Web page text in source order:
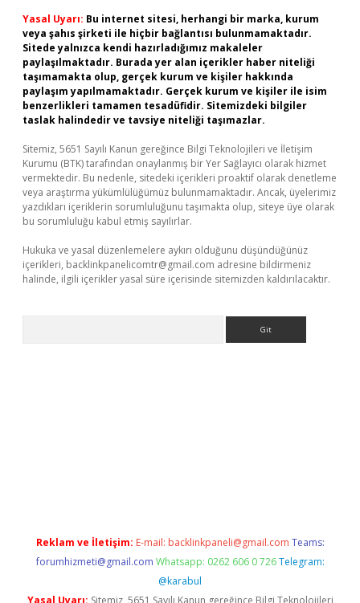
Yasal Uyarı: Bu internet sitesi, herhangi bir marka, kurum
veya şahıs şirketi ile hiçbir bağlantısı bulunmamaktadır.
Sitede yalnızca kendi hazırladığımız makaleler
paylaşılmaktadır. Burada yer alan içerikler haber niteliği
taşımamakta olup, gerçek kurum ve kişiler hakkında
paylaşım yapılmamaktadır. Gerçek kurum ve kişiler ile isim
benzerlikleri tamamen tesadüfidir. Sitemizdeki bilgiler
taslak halindedir ve tavsiye niteliği taşımazlar.
Sitemiz, 5651 Sayılı Kanun gereğince Bilgi Teknolojileri ve İletişim
Kurumu (BTK) tarafından onaylanmış bir Yer Sağlayıcı olarak hizmet
vermektedir. Bu nedenle, sitedeki içerikleri proaktif olarak denetleme
veya araştırma yükümlülüğümüz bulunmamaktadır. Ancak, üyelerimiz
yazdıkları içeriklerin sorumluluğunu taşımakta olup, siteye üye olarak
bu sorumluluğu kabul etmiş sayılırlar.
Hukuka ve yasal düzenlemelere aykırı olduğunu düşündüğünüz
içerikleri, backlinkpanelicomtr@gmail.com adresine bildirmeniz
halinde, ilgili içerikler yasal süre içerisinde sitemizden kaldırılacaktır.
Reklam ve İletişim: E-mail: backlinkpaneli@gmail.com Teams:
forumhizmeti@gmail.com Whatsapp: 0262 606 0 726 Telegram:
@karabul
Yasal Uyarı: Sitemiz, 5651 Sayılı Kanun gereğince Bilgi Teknolojileri